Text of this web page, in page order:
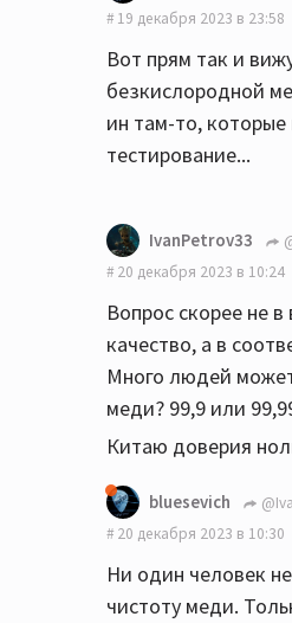
19 декабря 2023 в 23:58
Вот прям так и
безкислородной
ин там-то, которые
тестирование...
IvanPetrov33
20 декабря 2023 в 10:24
Вопрос скорее не
качество, а в
Много людей
меди? 99,9 или
Китаю доверия
bluesevich
20 декабря 2023 в 10:30
Ни один человек
чистоту меди.